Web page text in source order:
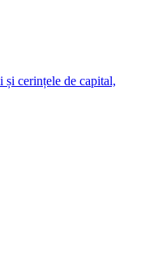
cerințele de capital,